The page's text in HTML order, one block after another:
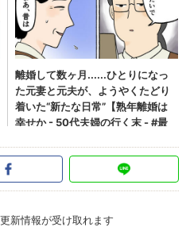
新情報が受け取れます